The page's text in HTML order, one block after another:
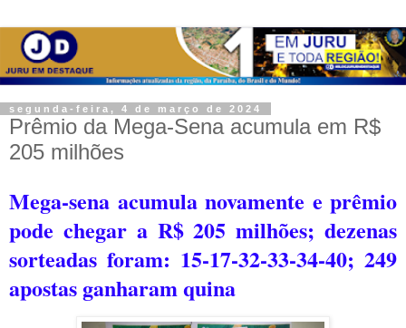
segunda-feira, 4 de março de 2024
Prêmio da Mega-Sena acumula em R$
205 milhões
Mega-sena acumula novamente e prêmio
pode chegar a R$ 205 milhões; dezenas
sorteadas foram: 15-17-32-33-34-40; 249
apostas ganharam quina